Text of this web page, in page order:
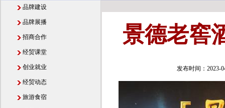
品牌建设
品牌展播
招商合作
经贸课堂
创业就业
经贸动态
旅游食宿
景德老窖
发布时间：